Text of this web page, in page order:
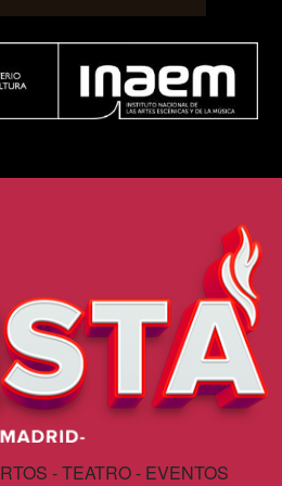
- TEATRO - EVENTOS